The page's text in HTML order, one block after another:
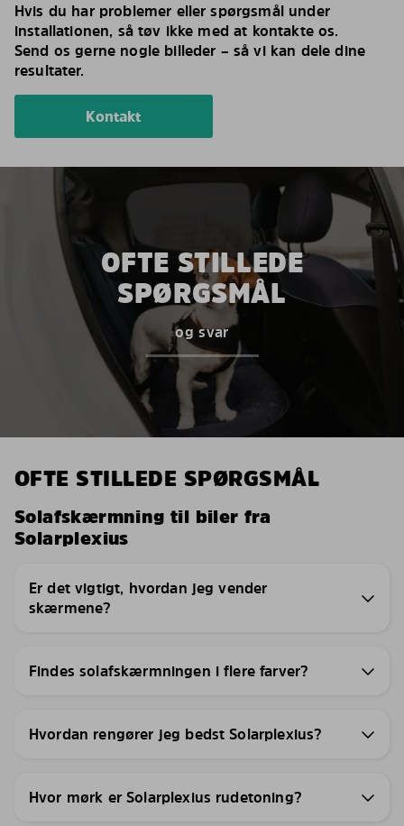
Hvis du har problemer eller spørgsmål under
installationen, så tøv ikke med at kontakte os.
Send os gerne nogle billeder – så vi kan dele dine
resultater.
Kontakt
OFTE STILLEDE
SPØRGSMÅL
og svar
OFTE STILLEDE SPØRGSMÅL
Solafskærmning til biler fra
Solarplexius
Er det vigtigt, hvordan jeg vender
skærmene?
Findes solafskærmningen i flere farver?
Hvordan rengører jeg bedst Solarplexius?
Hvor mørk er Solarplexius rudetoning?